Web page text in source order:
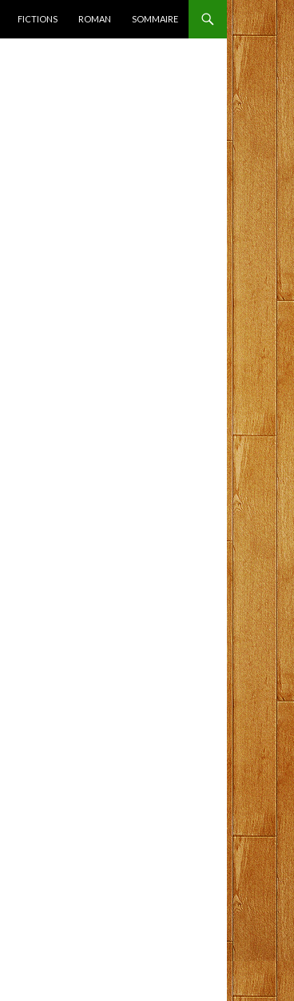
FICTIONS ROMAN SOMMAIRE